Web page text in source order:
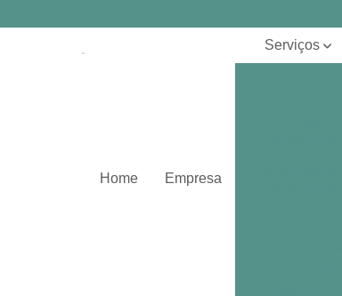
Home Empresa
Serviços